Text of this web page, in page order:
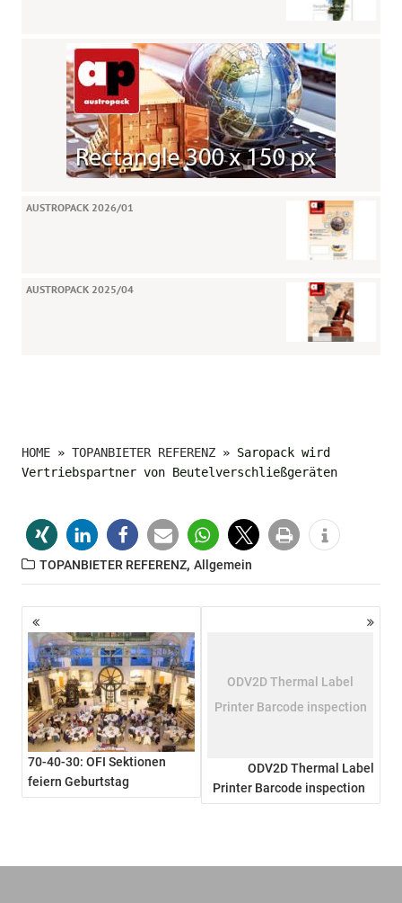
AUSTROPACK 2026/01
AUSTROPACK 2025/04
HOME »TOPANBIETER REFERENZ » Saropack wird
Vertriebspartner von Beutelverschließgeräten
TOPANBIETER REFERENZ,Allgemein
Beitragsnavigation
70-40-30: OFI Sektionen
feiern Geburtstag
ODV2D Thermal Label
Printer Barcode inspection
ODV2D Thermal Label
Printer Barcode inspection